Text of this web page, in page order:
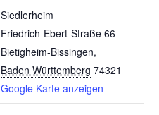
Siedlerheim
Friedrich-Ebert-Straße 66
Bietigheim-Bissingen,
Baden Württemberg 74321
Google Karte anzeigen